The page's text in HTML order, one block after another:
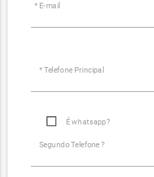
* E-mail
* Telefone Principal
É whatsapp?
Segundo Telefone ?